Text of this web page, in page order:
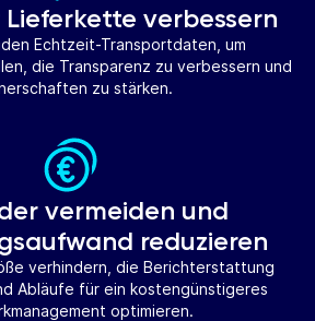
verbessern
Echtzeit-Transportdaten, um
die Transparenz zu verbessern und
zu stärken.
vermeiden und
reduzieren
verhindern, die Berichterstattung
Abläufe für ein kostengünstigeres
optimieren.